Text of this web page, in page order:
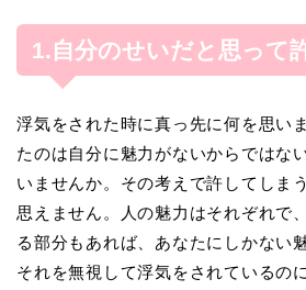
1.自分のせいだと思って
浮気をされた時に真っ先に何を思い
たのは自分に魅力がないからではな
いませんか。その考えで許してしま
思えません。人の魅力はそれぞれで
る部分もあれば、あなたにしかない
それを無視して浮気をされているの